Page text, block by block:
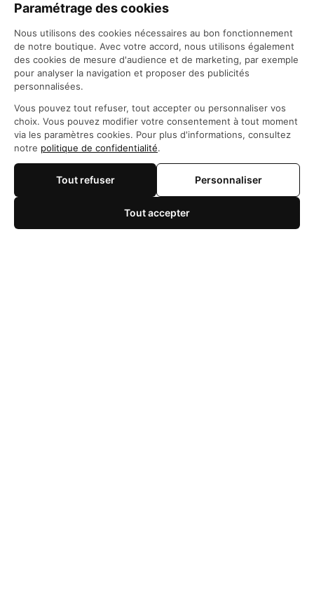
Siège social: 21 Rue des Filles du Calvaire, 75003
Paris, France
WhatsApp: https://wa.me/+84966206648
support@maisonotaku.com
Paramétrage des cookies
Nous utilisons des cookies nécessaires au bon fonctionnement
de notre boutique. Avec votre accord, nous utilisons également
des cookies de mesure d'audience et de marketing, par exemple
pour analyser la navigation et proposer des publicités
personnalisées.
Vous pouvez tout refuser, tout accepter ou personnaliser vos
choix. Vous pouvez modifier votre consentement à tout moment
via les paramètres cookies. Pour plus d'informations, consultez
notre politique de confidentialité.
Tout refuser Personnaliser
Tout accepter